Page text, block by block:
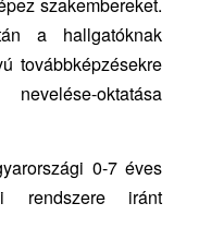
szakembereket.
a hallgatóknak
továbbképzésekre
oktatása
0-7 éves
rendszere iránt